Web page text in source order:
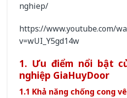
nghiep/
https://www.youtube.com/
v=wUI_Y5gd14w
1. Ưu điểm nổi bật
nghiệp GiaHuyDoor
1.1 Khả năng chống cong